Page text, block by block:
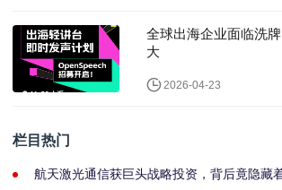
全球出海企业面临洗
大
2026-04-23
栏目热门
航天激光通信获巨头战略投资，背后竟隐藏